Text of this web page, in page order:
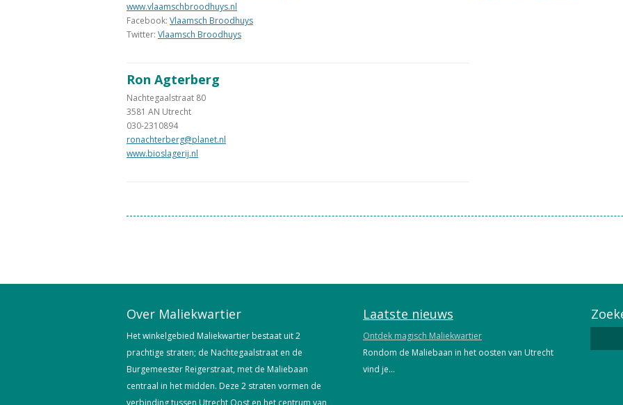
www.vlaamschbroodhuys.nl
Facebook: Vlaamsch Broodhuys
Twitter: Vlaamsch Broodhuys
Ron Agterberg
Nachtegaalstraat 80
3581 AN Utrecht
030-2310894
ronachterberg@planet.nl
www.bioslagerij.nl
Over Maliekwartier
Het winkelgebied Maliekwartier bestaat uit 2
prachtige straten; de Nachtegaalstraat en de
Burgemeester Reigerstraat, met de Maliebaan
centraal in het midden. Deze 2 straten vormen de
verbinding tussen Utrecht Oost en het centrum van
Laatste nieuws
Ontdek magisch Maliekwartier
Rondom de Maliebaan in het oosten van Utrecht
vind je...